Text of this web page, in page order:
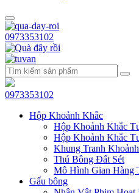
0973353102
0973353102
Hộp Khoảnh Khắc
Hộp Khoảnh Khắc
Hộp Khoảnh Khắc
Khung Tranh
Thú Bông Đất Sét
Mô Hình Gian Hàng
Gấu bông